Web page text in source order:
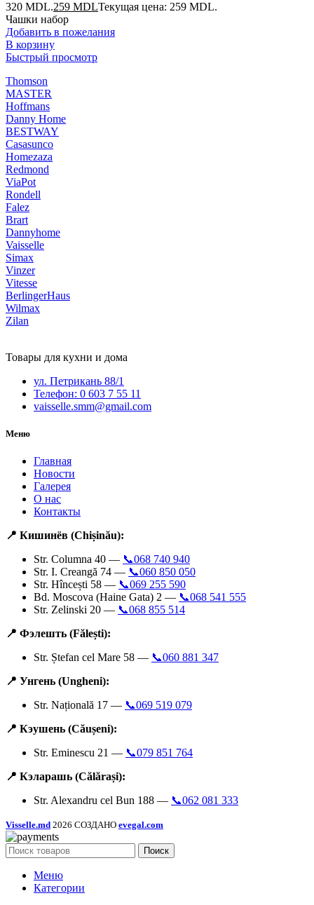
320 MDL.259 MDLТекущая цена: 259 MDL.
Чашки набор
Добавить в пожелания
В корзину
Быстрый просмотр
Thomson
MASTER
Hoffmans
Danny Home
BESTWAY
Casasunco
Homezaza
Redmond
ViaPot
Rondell
Falez
Brart
Dannyhome
Vaisselle
Simax
Vinzer
Vitesse
BerlingerHaus
Wilmax
Zilan
Товары для кухни и дома
ул. Петрикань 88/1
Телефон: 0 603 7 55 11
vaisselle.smm@gmail.com
Меню
Главная
Новости
Галерея
О нас
Контакты
📍 Кишинёв (Chișinău):
Str. Columna 40 — 📞068 740 940
Str. I. Creangă 74 — 📞060 850 050
Str. Hîncești 58 — 📞069 255 590
Bd. Moscova (Haine Gata) 2 — 📞068 541 555
Str. Zelinski 20 — 📞068 855 514
📍 Фэлешть (Fălești):
Str. Ștefan cel Mare 58 — 📞060 881 347
📍 Унгень (Ungheni):
Str. Națională 17 — 📞069 519 079
📍 Кэушень (Căușeni):
Str. Eminescu 21 — 📞079 851 764
📍 Кэларашь (Călărași):
Str. Alexandru cel Bun 188 — 📞062 081 333
Visselle.md 2026 СОЗДАНО evegal.com
Поиск
Меню
Категории